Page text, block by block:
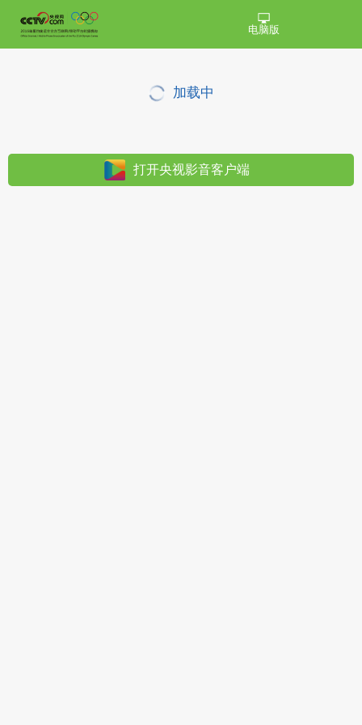
电脑版
加载中
打开央视影音客户端